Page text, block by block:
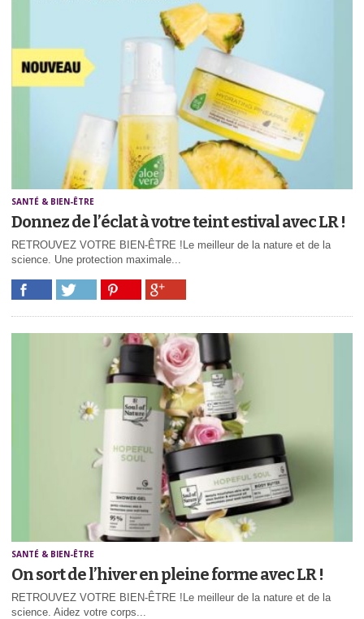
SANTÉ & BIEN-ÊTRE
Donnez de l’éclat à votre teint estival avec LR !
RETROUVEZ VOTRE BIEN-ÊTRE !Le meilleur de la nature et de la
science. Une protection maximale...
SANTÉ & BIEN-ÊTRE
On sort de l’hiver en pleine forme avec LR !
RETROUVEZ VOTRE BIEN-ÊTRE !Le meilleur de la nature et de la
science. Aidez votre corps...